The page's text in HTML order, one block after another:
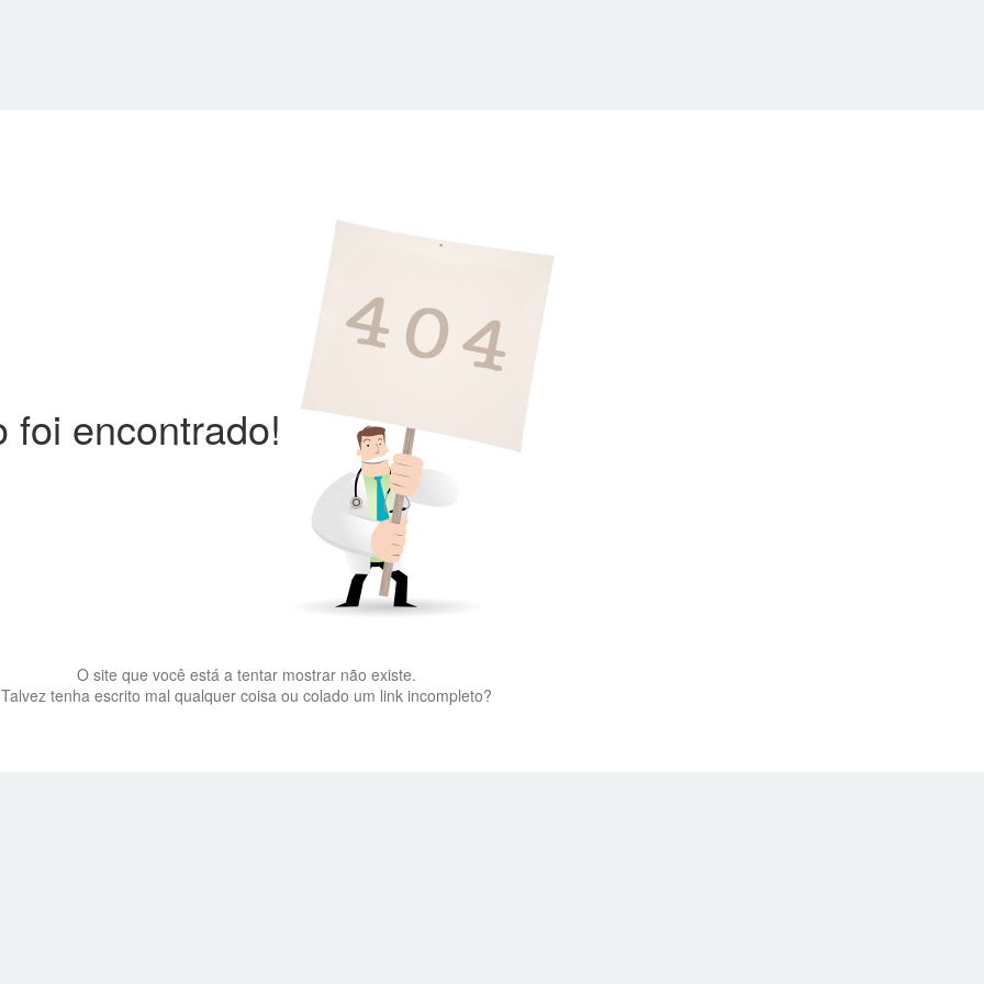
foi encontrado!
O site que você está a tentar mostrar não existe.
Talvez tenha escrito mal qualquer coisa ou colado um link incompleto?